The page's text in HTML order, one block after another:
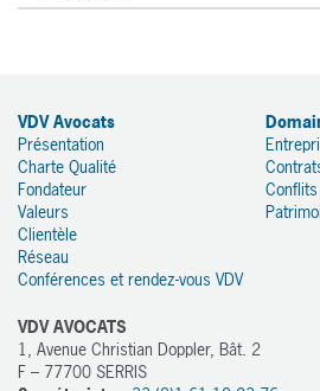
VDV Avocats
Présentation
Charte Qualité
Fondateur
Valeurs
Clientèle
Réseau
Conférences et rendez-vous VDV
Conflits
VDV AVOCATS
1, Avenue Christian Doppler, Bât. 2
F – 77700 SERRIS